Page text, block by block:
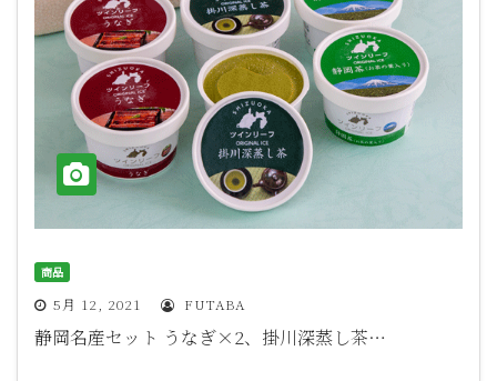
商品
5月 12, 2021 FUTABA
静岡名産セット うなぎ×2、掛川深蒸し茶…